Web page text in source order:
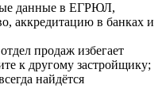
данные в ЕГРЮЛ,
аккредитацию в банках и
продаж избегает
к другому застройщику;
найдётся